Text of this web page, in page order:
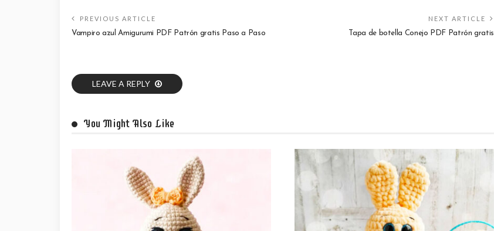
PREVIOUS ARTICLE
Vampiro azul Amigurumi PDF Patrón gratis Paso a Paso
NEXT ARTICLE
Tapa de botella Conejo PDF Patrón gratis
LEAVE A REPLY
You Might Also Like